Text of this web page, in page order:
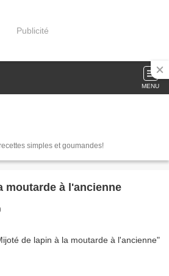
Publicité
MENU
simples et goumandes!
moutarde à l'ancienne